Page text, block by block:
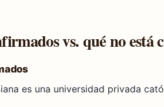
vs. qué no está
es una universidad privada